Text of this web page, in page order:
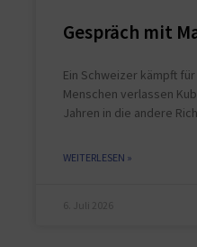
Gespräch mit
Ein Schweizer kämpft
Menschen verlassen
Jahren in die andere
WEITERLESEN »
6. Juli 2026